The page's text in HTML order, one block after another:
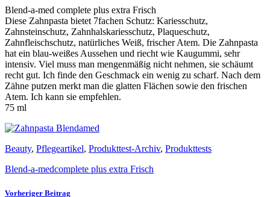
Blend-a-med complete plus extra Frisch
Diese Zahnpasta bietet 7fachen Schutz: Kariesschutz,
Zahnsteinschutz, Zahnhalskariesschutz, Plaqueschutz,
Zahnfleischschutz, natürliches Weiß, frischer Atem. Die Zahnpasta
hat ein blau-weißes Aussehen und riecht wie Kaugummi, sehr
intensiv. Viel muss man mengenmäßig nicht nehmen, sie schäumt
recht gut. Ich finde den Geschmack ein wenig zu scharf. Nach dem
Zähne putzen merkt man die glatten Flächen sowie den frischen
Atem. Ich kann sie empfehlen.
75 ml
Beauty, Pflegeartikel, Produkttest-Archiv, Produkttests
Blend-a-medcomplete plus extra Frisch
Vorheriger Beitrag